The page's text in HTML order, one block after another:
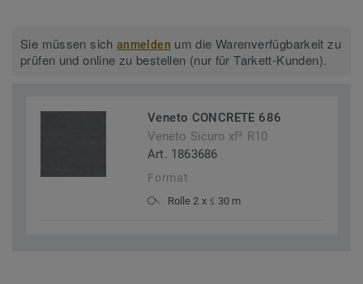
Sie müssen sichanmelden um die Warenverfügbarkeit zu
prüfen und online zu bestellen (nur für Tarkett-Kunden).
Veneto CONCRETE 686
Veneto Sicuro xf² R10
Art. 1863686
Format
Rolle 2 x ≤ 30 m